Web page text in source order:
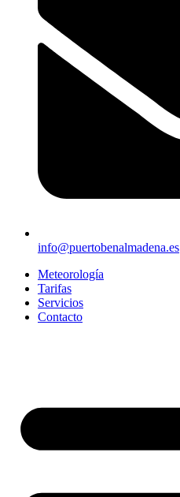
info@puertobenalmadena.es
Meteorología
Tarifas
Servicios
Contacto